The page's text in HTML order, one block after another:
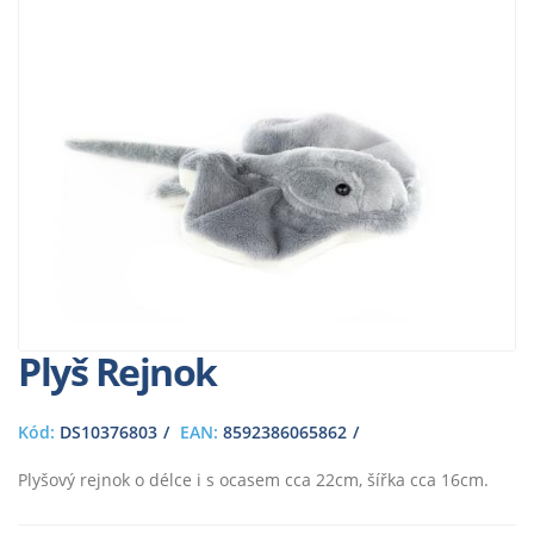
Plyš Rejnok
Kód: DS10376803 EAN: 8592386065862
Plyšový rejnok o délce i s ocasem cca 22cm, šířka cca 16cm.